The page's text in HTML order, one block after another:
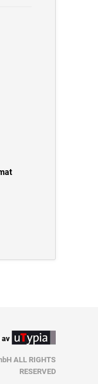
av
ALL RIGHTS
RESERVED